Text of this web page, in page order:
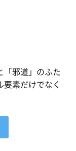
「邪道」のふた
素だけでなく